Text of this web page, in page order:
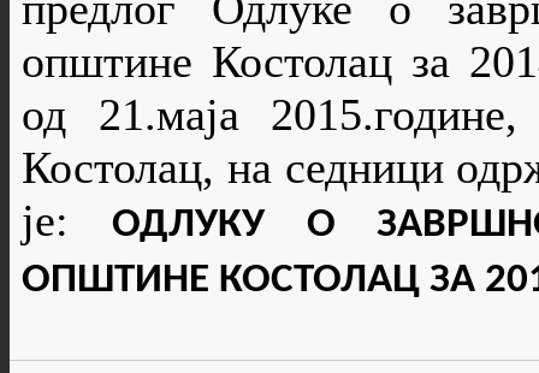
општине Костолац за
од 21.маја
Костолац, на седници
је:ОДЛУКУ О
ОПШТИНЕ КОСТОЛАЦ ЗА